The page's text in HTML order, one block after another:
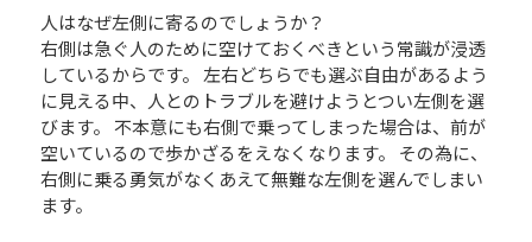
人はなぜ左側に寄るのでしょうか？
右側は急ぐ人のために空けておくべきという常識が浸透
しているからです。 左右どちらでも選ぶ自由があるよう
に見える中、人とのトラブルを避けようとつい左側を選
びます。 不本意にも右側で乗ってしまった場合は、前が
空いているので歩かざるをえなくなります。 その為に、
右側に乗る勇気がなくあえて無難な左側を選んでしまい
ます。